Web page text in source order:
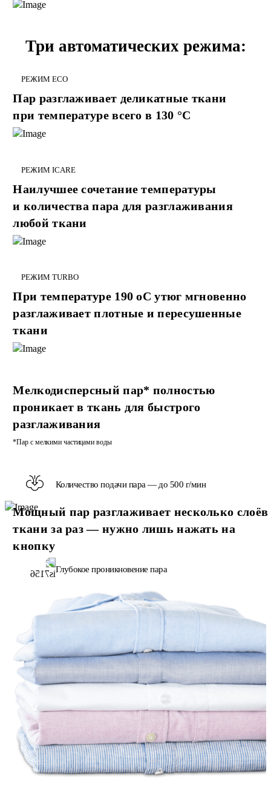
Три автоматических режима:
РЕЖИМ ECO
Пар разглаживает деликатные ткани
при температуре всего в 130 °С
РЕЖИМ ICARE
Наилучшее сочетание температуры
и количества пара для разглаживания
любой ткани
РЕЖИМ TURBO
При температуре 190 oC утюг мгновенно
разглаживает плотные и пересушенные
ткани
Мелкодисперсный пар* полностью
проникает в ткань для быстрого
разглаживания
*Пар с мелкими частицами воды
Количество подачи пара — до 500 г/мин
Мощный пар разглаживает несколько слоёв
ткани за раз — нужно лишь нажать на
кнопку
Глубокое проникновение пара